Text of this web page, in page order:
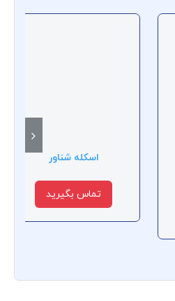
اسکله شناور
تماس بگیرید